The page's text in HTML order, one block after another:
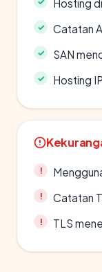
Hosting
Catatan
SAN
Hosting
Catatan
TLS